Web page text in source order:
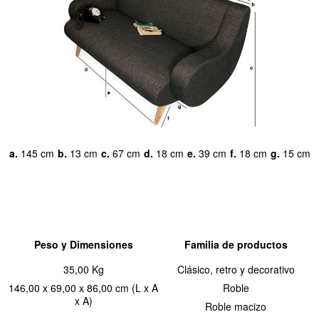
a. 145 cm b. 13 cm c. 67 cm d. 18 cm e. 39 cm f. 18 cm g. 15 cm
Peso y Dimensiones
35,00 Kg
146,00 x 69,00 x 86,00 cm (L x A
x A)
Familia de productos
Clásico, retro y decorativo
Roble
Roble macizo